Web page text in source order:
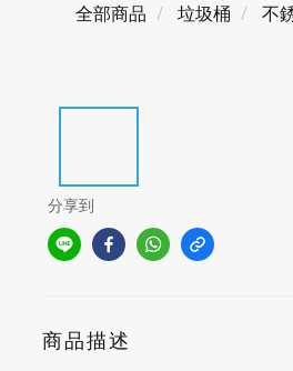
全部商品 垃圾桶 不
分享到
商品描述